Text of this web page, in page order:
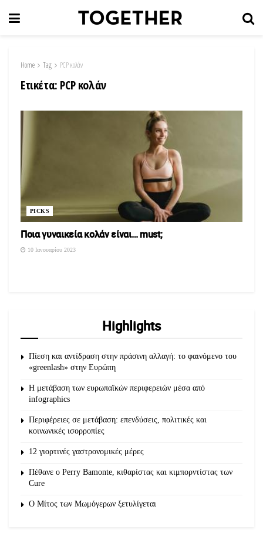
Home Tag PCP κολάν
Ετικέτα: PCP κολάν
PICKS
Ποια γυναικεία κολάν είναι… must;
10 Ιανουαρίου 2023
Highlights
Πίεση και αντίδραση στην πράσινη αλλαγή: το φαινόμενο του
«greenlash» στην Ευρώπη
Η μετάβαση των ευρωπαϊκών περιφερειών μέσα από
infographics
Περιφέρειες σε μετάβαση: επενδύσεις, πολιτικές και
κοινωνικές ισορροπίες
12 γιορτινές γαστρονομικές μέρες
Πέθανε ο Perry Bamonte, κιθαρίστας και κιμπορντίστας των
Cure
O Μίτος των Μωμόγερων ξετυλίγεται